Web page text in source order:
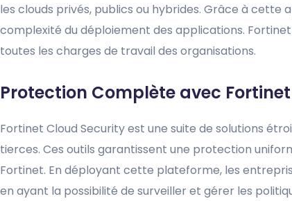
les clouds privés, publics ou hybrides. Grâce à
complexité du déploiement des applications.
toutes les charges de travail des organisations.
Protection Complète avec
Fortinet Cloud Security est une suite de solutions
tierces. Ces outils garantissent une protection
Fortinet. En déployant cette plateforme, les
en ayant la possibilité de surveiller et gérer les